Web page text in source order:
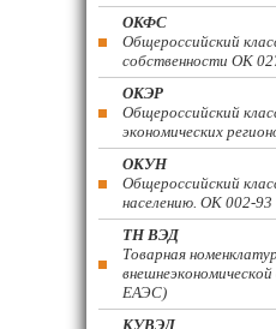
ОКФС
Общероссийский
собственности ОК
ОКЭР
Общероссийский
экономических
ОКУН
Общероссийский
населению. ОК 002-93
ТН ВЭД
Товарная
ЕАЭС)
КУВЭД